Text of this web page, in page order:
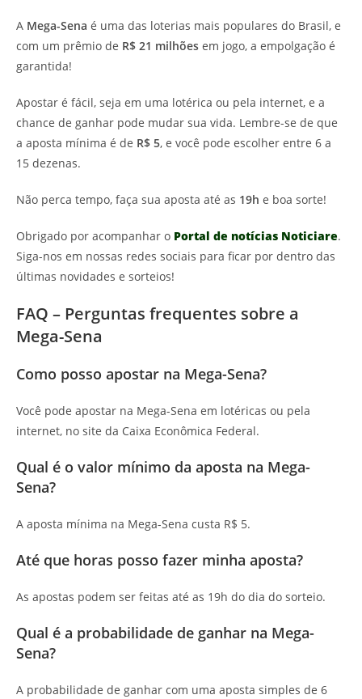
A Mega-Sena é uma das loterias mais populares do Brasil, e
com um prêmio de R$ 21 milhões em jogo, a empolgação é
garantida!
Apostar é fácil, seja em uma lotérica ou pela internet, e a
chance de ganhar pode mudar sua vida. Lembre-se de que
a aposta mínima é de R$ 5, e você pode escolher entre 6 a
15 dezenas.
Não perca tempo, faça sua aposta até as 19h e boa sorte!
Obrigado por acompanhar o Portal de notícias Noticiare.
Siga-nos em nossas redes sociais para ficar por dentro das
últimas novidades e sorteios!
FAQ – Perguntas frequentes sobre a
Mega-Sena
Como posso apostar na Mega-Sena?
Você pode apostar na Mega-Sena em lotéricas ou pela
internet, no site da Caixa Econômica Federal.
Qual é o valor mínimo da aposta na Mega-
Sena?
A aposta mínima na Mega-Sena custa R$ 5.
Até que horas posso fazer minha aposta?
As apostas podem ser feitas até as 19h do dia do sorteio.
Qual é a probabilidade de ganhar na Mega-
Sena?
A probabilidade de ganhar com uma aposta simples de 6